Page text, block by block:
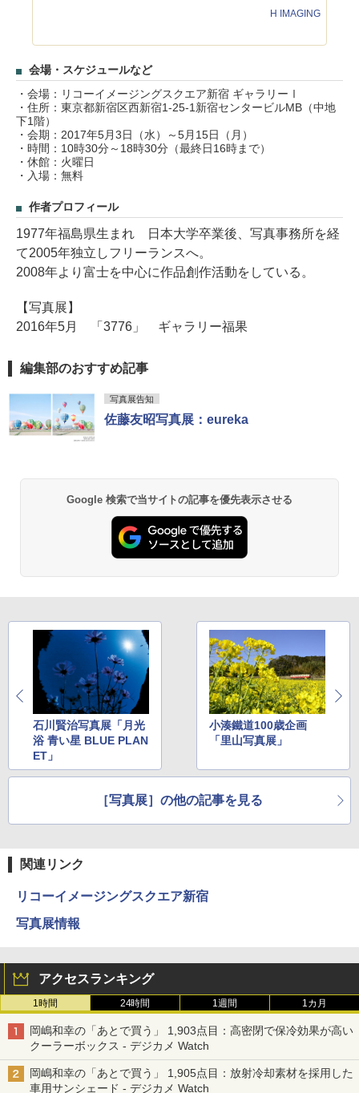
H IMAGING
会場・スケジュールなど
・会場：リコーイメージングスクエア新宿 ギャラリーⅠ
・住所：東京都新宿区西新宿1-25-1新宿センタービルMB（中地
下1階）
・会期：2017年5月3日（水）～5月15日（月）
・時間：10時30分～18時30分（最終日16時まで）
・休館：火曜日
・入場：無料
作者プロフィール
1977年福島県生まれ 日本大学卒業後、写真事務所を経
て2005年独立しフリーランスへ。
2008年より富士を中心に作品創作活動をしている。
【写真展】
2016年5月 「3776」 ギャラリー福果
編集部のおすすめ記事
写真展告知
佐藤友昭写真展：eureka
Google 検索で当サイトの記事を優先表示させる
石川賢治写真展「月光
浴 青い星 BLUE PLAN
ET」
小湊鐵道100歳企画
「里山写真展」
［写真展］の他の記事を見る
関連リンク
リコーイメージングスクエア新宿
写真展情報
アクセスランキング
1時間 24時間 1週間 1カ月
岡嶋和幸の「あとで買う」 1,903点目：高密閉で保冷効果が高い
クーラーボックス - デジカメ Watch
岡嶋和幸の「あとで買う」 1,905点目：放射冷却素材を採用した
車用サンシェード - デジカメ Watch